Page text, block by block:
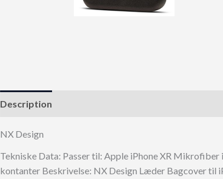
Description
NX Design
Tekniske Data: Passer til: Apple iPhone XR
kontanter Beskrivelse: NX Design Læder Bagcover til